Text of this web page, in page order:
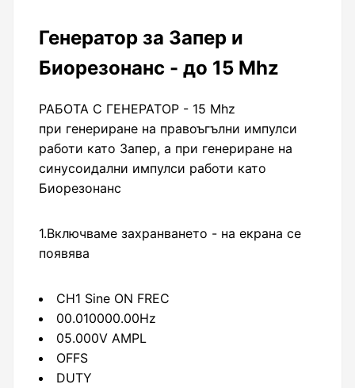
Генератор за Запер и
Биорезонанс - до 15 Mhz
РАБОТА С ГЕНЕРАТОР - 15 Mhz
при генериране на правоъгълни импулси
работи като Запер, а при генериране на
синусоидални импулси работи като
Биорезонанс
1.Включваме захранването - на екрана се
появява
CH1 Sine ON FREC
00.010000.00Hz
05.000V AMPL
OFFS
DUTY